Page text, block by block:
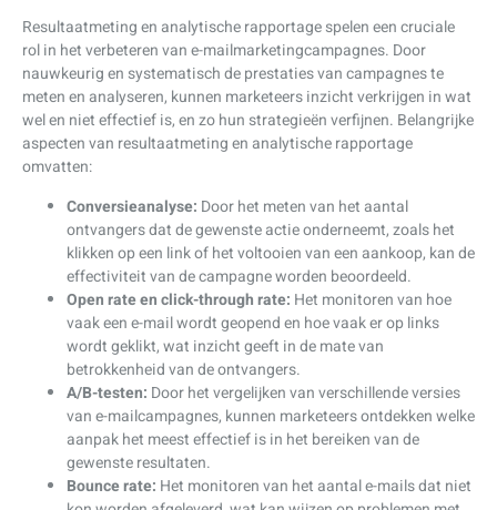
Resultaatmeting en analytische rapportage spelen een cruciale
rol in het verbeteren van e-mailmarketingcampagnes. Door
nauwkeurig en systematisch de prestaties van campagnes te
meten en analyseren, kunnen marketeers inzicht verkrijgen in wat
wel en niet effectief is, en zo hun strategieën verfijnen. Belangrijke
aspecten van resultaatmeting en analytische rapportage
omvatten:
Conversieanalyse: Door het meten van het aantal
ontvangers dat de gewenste actie onderneemt, zoals het
klikken op een link of het voltooien van een aankoop, kan de
effectiviteit van de campagne worden beoordeeld.
Open rate en click-through rate: Het monitoren van hoe
vaak een e-mail wordt geopend en hoe vaak er op links
wordt geklikt, wat inzicht geeft in de mate van
betrokkenheid van de ontvangers.
A/B-testen: Door het vergelijken van verschillende versies
van e-mailcampagnes, kunnen marketeers ontdekken welke
aanpak het meest effectief is in het bereiken van de
gewenste resultaten.
Bounce rate: Het monitoren van het aantal e-mails dat niet